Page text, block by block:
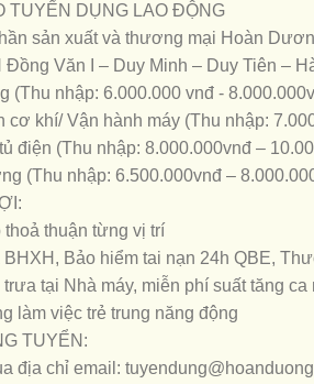
TUYỂN DỤNG LAO ĐỘNG
sản xuất và thương mại Hoàn
Văn I – Duy Minh – Duy Tiên –
(Thu nhập: 6.000.000 vnđ -
cơ khí/ Vận hành máy (Thu nhập:
điện (Thu nhập: 8.000.000vnđ –
(Thu nhập: 6.500.000vnđ –
thuận từng vị trí
Bảo hiểm tai nạn 24h QBE,
tại Nhà máy, miễn phí suất tăng ca
làm việc trẻ trung năng động
TUYỂN:
địa chỉ email: